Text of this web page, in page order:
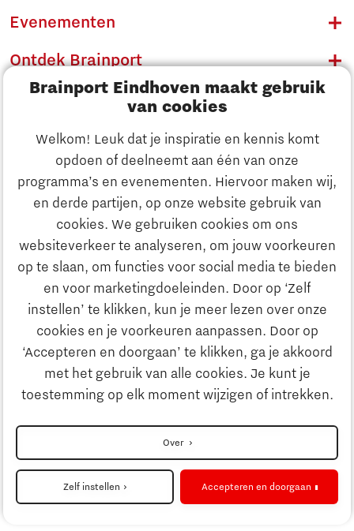
Brainport Eindhoven maakt gebruik
van cookies
Welkom! Leuk dat je inspiratie en kennis komt
opdoen of deelneemt aan één van onze
programma’s en evenementen. Hiervoor maken wij,
en derde partijen, op onze website gebruik van
cookies. We gebruiken cookies om ons
websiteverkeer te analyseren, om jouw voorkeuren
op te slaan, om functies voor social media te bieden
en voor marketingdoeleinden. Door op ‘Zelf
instellen’ te klikken, kun je meer lezen over onze
cookies en je voorkeuren aanpassen. Door op
‘Accepteren en doorgaan’ te klikken, ga je akkoord
met het gebruik van alle cookies. Je kunt je
toestemming op elk moment wijzigen of intrekken.
Over
Zelf instellen Accepteren en doorgaan
Ontdek Brainport
Innovatie
Ondernemen
Onderwijs
Strategie & Organisatie
Evenementen
Ontdek Brainport
Innovatie
Ondernemen
Onderwijs
Maatschappelijk
Strategie & Organisatie
Zoeken
Contact
Naar internationale website
Privacyverklaring
Cookieinstellingen